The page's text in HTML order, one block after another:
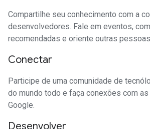
Compartilhe seu conhecimento com a
desenvolvedores. Fale em eventos,
recomendadas e oriente outras
Conectar
Participe de uma comunidade de
do mundo todo e faça conexões com
Google.
Desenvolver